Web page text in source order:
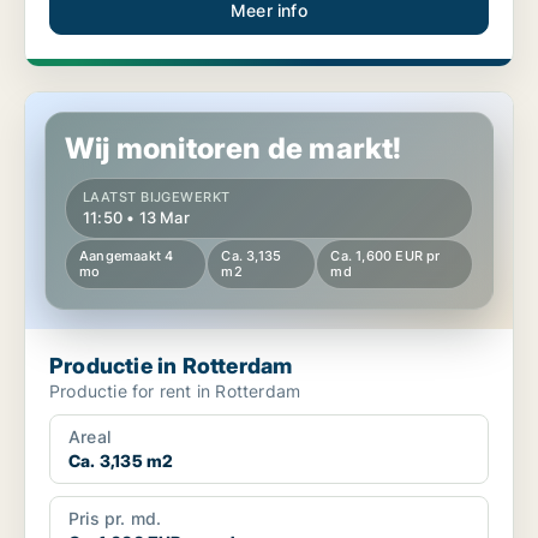
Meer info
Productie in Rotterdam
Wij monitoren de markt!
LAATST BIJGEWERKT
11:50 • 13 Mar
Aangemaakt 4
mo
Ca. 3,135
m2
Ca. 1,600 EUR pr
md
Productie in Rotterdam
Productie for rent in Rotterdam
Areal
Ca. 3,135 m2
Pris pr. md.